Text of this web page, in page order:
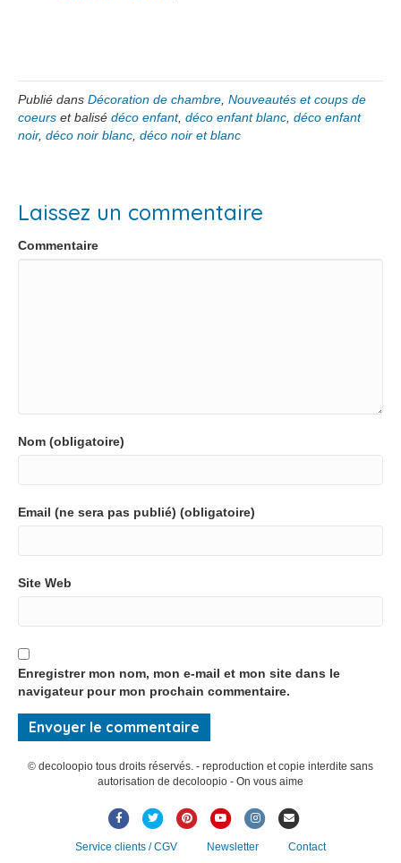
Publié dans Décoration de chambre, Nouveautés et coups de
coeurs et balisé déco enfant, déco enfant blanc, déco enfant
noir, déco noir blanc, déco noir et blanc
Laissez un commentaire
Commentaire
Nom (obligatoire)
Email (ne sera pas publié) (obligatoire)
Site Web
Enregistrer mon nom, mon e-mail et mon site dans le
navigateur pour mon prochain commentaire.
© decoloopio tous droits réservés. - reproduction et copie interdite sans
autorisation de decoloopio - On vous aime
F
T
P
Y
I
E
Service clients / CGV Newsletter Contact